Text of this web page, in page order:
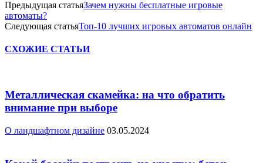
Предыдущая статьяЗачем нужны бесплатные игровые
автоматы?
Следующая статьяТоп-10 лучших игровых автоматов онлайн
СХОЖИЕ СТАТЬИ
Металлическая скамейка: на что обратить
внимание при выборе
О ландшафтном дизайне 03.05.2024